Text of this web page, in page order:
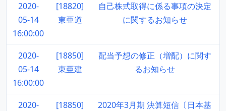
2020-
05-14
16:00:00
[18820]
東亜道
自己株式取得に係る事項の決定
に関するお知らせ
2020-
05-14
16:00:00
[18850]
東亜建
配当予想の修正（増配）に関す
るお知らせ
2020-
[18850]
2020年3月期 決算短信〔日本基